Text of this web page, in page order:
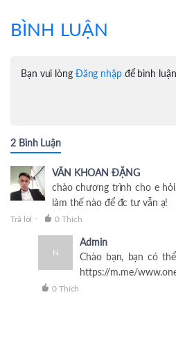
BÌNH LUẬN
Bạn vui lòng Đăng nhậpđể bình
2 Bình Luận
VĂN KHOAN ĐẶNG
chào chương trình cho e
làm thế nào để đc tư vẫn ạ!
Trả lời - 0 Thích
N
Admin
Chào bạn, bạn có
https://m.me/
0 Thích